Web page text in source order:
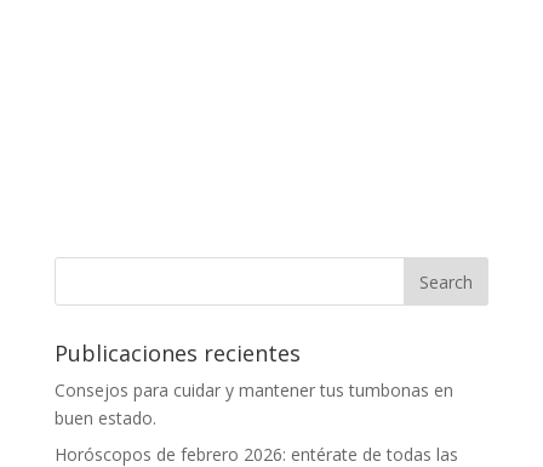
Publicaciones recientes
Consejos para cuidar y mantener tus tumbonas en
buen estado.
Horóscopos de febrero 2026: entérate de todas las